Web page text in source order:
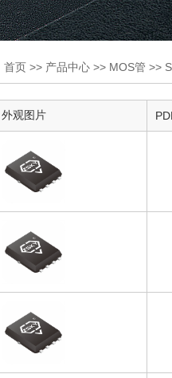
首页 >> 产品中心 >> MOS管 >>
外观图片